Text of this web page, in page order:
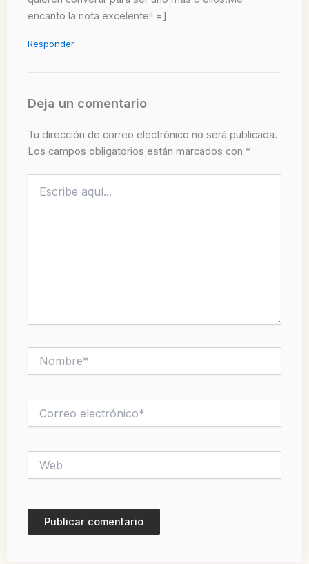
encanto la nota excelente!! =]
Responder
Deja un comentario
Tu dirección de correo electrónico no será publicada.
Los campos obligatorios están marcados con *
aquí...
electrónico*